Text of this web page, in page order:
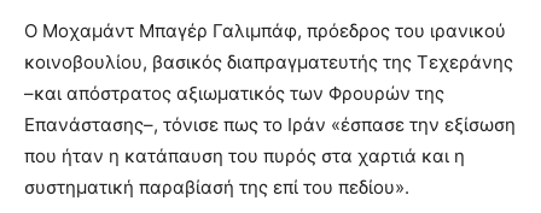
Ο Μοχαμάντ Μπαγέρ Γαλιμπάφ, πρόεδρος του ιρανικού
κοινοβουλίου, βασικός διαπραγματευτής της Τεχεράνης
–και απόστρατος αξιωματικός των Φρουρών της
Επανάστασης–, τόνισε πως το Ιράν «έσπασε την εξίσωση
που ήταν η κατάπαυση του πυρός στα χαρτιά και η
συστηματική παραβίασή της επί του πεδίου».